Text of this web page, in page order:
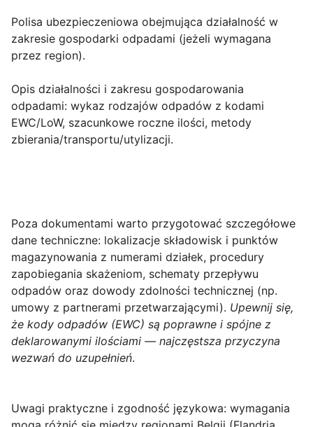
Polisa ubezpieczeniowa obejmująca działalność w
zakresie gospodarki odpadami (jeżeli wymagana
przez region).
Opis działalności i zakresu gospodarowania
odpadami: wykaz rodzajów odpadów z kodami
EWC/LoW, szacunkowe roczne ilości, metody
zbierania/transportu/utylizacji.
Poza dokumentami warto przygotować szczegółowe
dane techniczne: lokalizacje składowisk i punktów
magazynowania z numerami działek, procedury
zapobiegania skażeniom, schematy przepływu
odpadów oraz dowody zdolności technicznej (np.
umowy z partnerami przetwarzającymi). Upewnij się,
że kody odpadów (EWC) są poprawne i spójne z
deklarowanymi ilościami — najczęstsza przyczyna
wezwań do uzupełnień.
Uwagi praktyczne i zgodność językowa: wymagania